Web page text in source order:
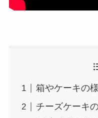
箱やケーキの
チーズケーキ